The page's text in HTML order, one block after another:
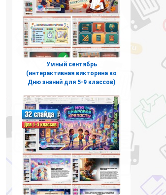
Умный сентябрь
(интерактивная викторина ко
Дню знаний для 5-9 классов)